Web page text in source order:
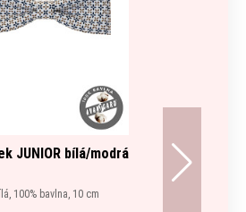
JUNIOR bílá/modrá
100% bavlna, 10 cm